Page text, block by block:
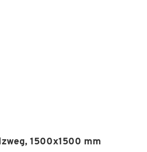
1500x1500 mm